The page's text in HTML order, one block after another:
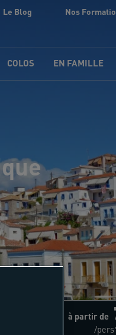
Le Blog Nos
COLOS EN FAMILLE
à partir de
/